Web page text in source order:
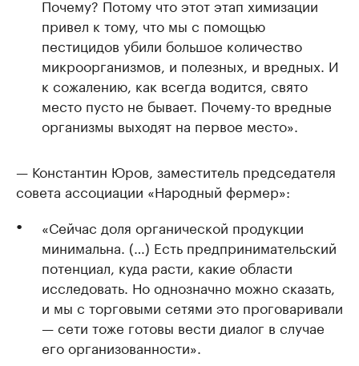
Почему? Потому что этот этап химизации
привел к тому, что мы с помощью
пестицидов убили большое количество
микроорганизмов, и полезных, и вредных. И
к сожалению, как всегда водится, свято
место пусто не бывает. Почему-то вредные
организмы выходят на первое место».
— Константин Юров, заместитель председателя
совета ассоциации «Народный фермер»:
«Сейчас доля органической продукции
минимальна. (…) Есть предпринимательский
потенциал, куда расти, какие области
исследовать. Но однозначно можно сказать,
и мы с торговыми сетями это проговаривали
— сети тоже готовы вести диалог в случае
его организованности».